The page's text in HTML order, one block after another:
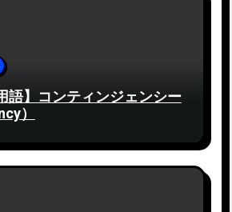
語】コンティンジェンシー
）